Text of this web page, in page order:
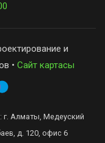
и
• Сайт картасы
г. Алматы, Медеуский
д. 120, офис 6